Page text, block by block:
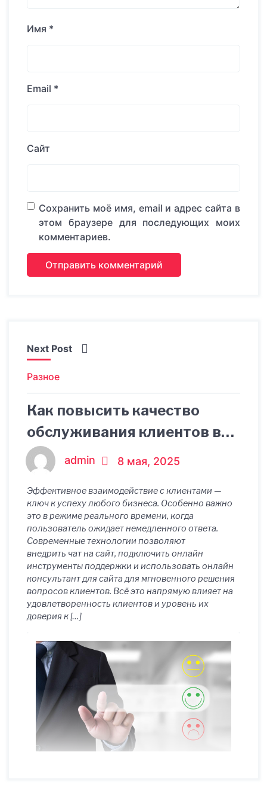
Имя *
Email *
Сайт
Сохранить моё имя, email и адрес сайта в
этом браузере для последующих моих
комментариев.
Next Post
Разное
Как повысить качество
обслуживания клиентов в
режиме реального времени
admin 8 мая, 2025
Эффективное взаимодействие с клиентами —
ключ к успеху любого бизнеса. Особенно важно
это в режиме реального времени, когда
пользователь ожидает немедленного ответа.
Современные технологии позволяют
внедрить чат на сайт, подключить онлайн
инструменты поддержки и использовать онлайн
консультант для сайта для мгновенного решения
вопросов клиентов. Всё это напрямую влияет на
удовлетворенность клиентов и уровень их
доверия к […]